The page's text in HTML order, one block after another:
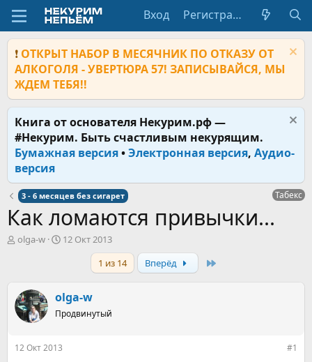
Вход Регистрация
❗ ОТКРЫТ НАБОР В МЕСЯЧНИК ПО ОТКАЗУ ОТ
АЛКОГОЛЯ - УВЕРТЮРА 57! ЗАПИСЫВАЙСЯ, МЫ
ЖДЕМ ТЕБЯ!!
Книга от основателя Некурим.рф —
#Некурим. Быть счастливым некурящим.
Бумажная версия•Электронная версия, Аудио-
версия
3 - 6 месяцев без сигарет Табекс
Как ломаются привычки...
А
т
е
olga-w
Д
а
ч
12 Окт 2013
1 из 14
Вперёд
olga-w
Продвинутый
12 Окт 2013 #1